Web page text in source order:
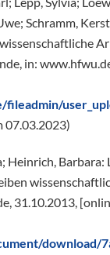
Schramm,
in:
07.03.2023)
Heinrich, Barbara:
31.10.2013,
download/